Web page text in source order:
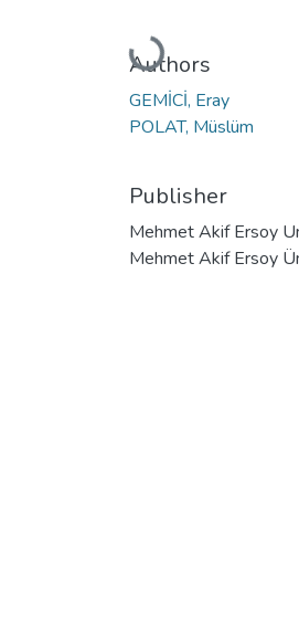
Loading...
Authors
GEMİCİ, Eray
POLAT, Müslüm
Publisher
Mehmet Akif Ersoy
Mehmet Akif Ersoy